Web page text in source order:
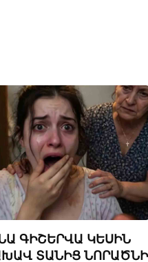
ԳԻՇԵՐՎԱ ԿԵՍԻՆ
ՏԱՆԻՑ ՆՈՐԱԾՆԻ